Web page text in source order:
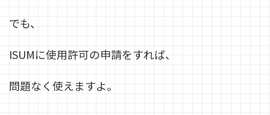
でも、
ISUMに使用許可の申請をすれば、
問題なく使えますよ。